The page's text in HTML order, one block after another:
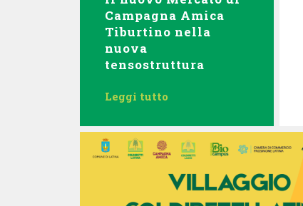
Campagna Amica
Tiburtino nella
nuova
tensostruttura
Leggi tutto